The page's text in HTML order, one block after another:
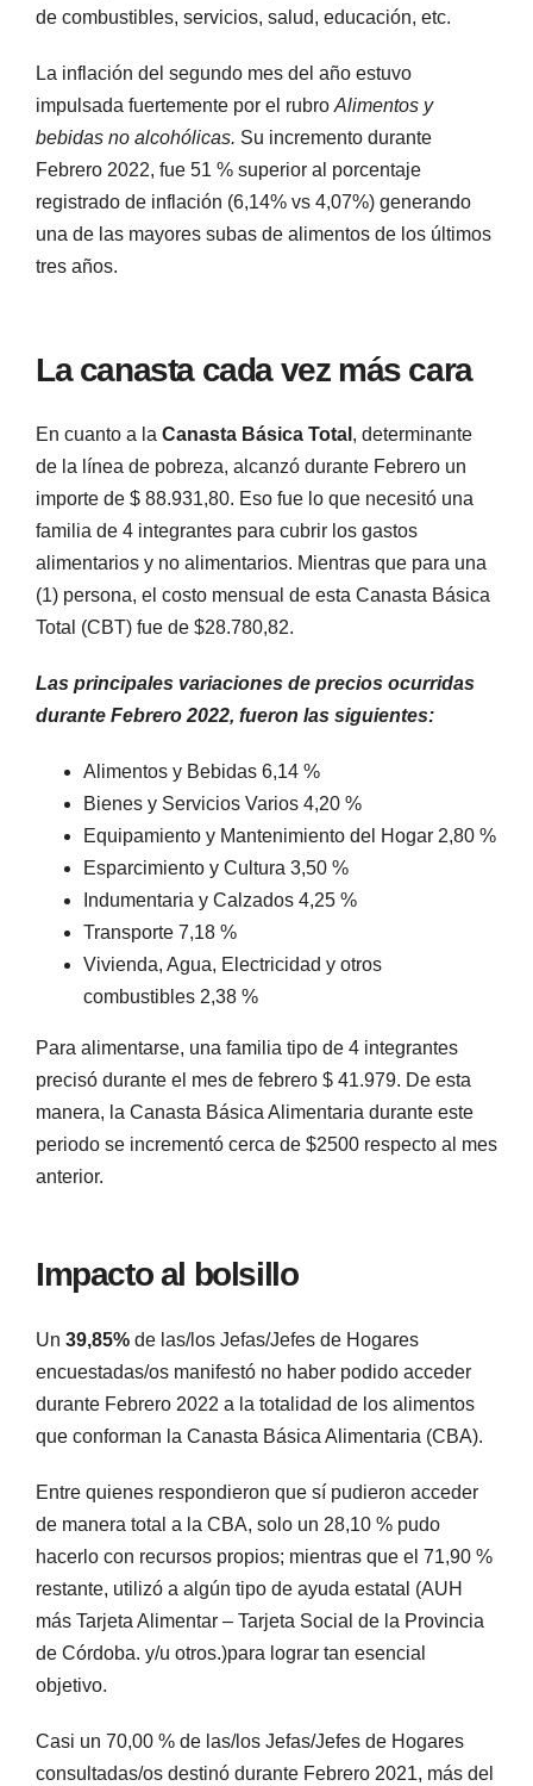
de combustibles, servicios, salud, educación, etc.
La inflación del segundo mes del año estuvo
impulsada fuertemente por el rubro Alimentos y
bebidas no alcohólicas. Su incremento durante
Febrero 2022, fue 51 % superior al porcentaje
registrado de inflación (6,14% vs 4,07%) generando
una de las mayores subas de alimentos de los últimos
tres años.
La canasta cada vez más cara
En cuanto a la Canasta Básica Total , determinante
de la línea de pobreza, alcanzó durante Febrero un
importe de $ 88.931,80. Eso fue lo que necesitó una
familia de 4 integrantes para cubrir los gastos
alimentarios y no alimentarios. Mientras que para una
(1) persona, el costo mensual de esta Canasta Básica
Total (CBT) fue de $28.780,82.
Las principales variaciones de precios ocurridas
durante Febrero 2022, fueron las siguientes:
Alimentos y Bebidas 6,14 %
Bienes y Servicios Varios 4,20 %
Equipamiento y Mantenimiento del Hogar 2,80 %
Esparcimiento y Cultura 3,50 %
Indumentaria y Calzados 4,25 %
Transporte 7,18 %
Vivienda, Agua, Electricidad y otros
combustibles 2,38 %
Para alimentarse, una familia tipo de 4 integrantes
precisó durante el mes de febrero $ 41.979. De esta
manera, la Canasta Básica Alimentaria durante este
periodo se incrementó cerca de $2500 respecto al mes
anterior.
Impacto al bolsillo
Un 39,85% de las/los Jefas/Jefes de Hogares
encuestadas/os manifestó no haber podido acceder
durante Febrero 2022 a la totalidad de los alimentos
que conforman la Canasta Básica Alimentaria (CBA).
Entre quienes respondieron que sí pudieron acceder
de manera total a la CBA, solo un 28,10 % pudo
hacerlo con recursos propios; mientras que el 71,90 %
restante, utilizó a algún tipo de ayuda estatal (AUH
más Tarjeta Alimentar – Tarjeta Social de la Provincia
de Córdoba. y/u otros.)para lograr tan esencial
objetivo.
Casi un 70,00 % de las/los Jefas/Jefes de Hogares
consultadas/os destinó durante Febrero 2021, más del